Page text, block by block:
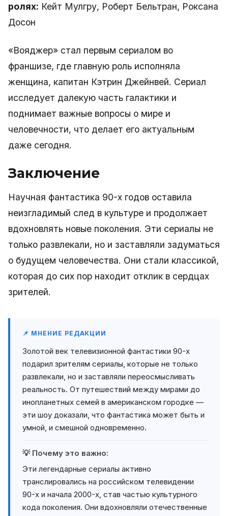
ролях: Кейт Мулгру, Роберт Бельтран, Роксана
Досон
«Вояджер» стал первым сериалом во
франшизе, где главную роль исполняла
женщина, капитан Кэтрин Джейнвей. Сериал
исследует далекую часть галактики и
поднимает важные вопросы о мире и
человечности, что делает его актуальным
даже сегодня.
Заключение
Научная фантастика 90-х годов оставила
неизгладимый след в культуре и продолжает
вдохновлять новые поколения. Эти сериалы не
только развлекали, но и заставляли задуматься
о будущем человечества. Они стали классикой,
которая до сих пор находит отклик в сердцах
зрителей.
📌 МНЕНИЕ РЕДАКЦИИ
Золотой век телевизионной фантастики 90-х
подарил зрителям сериалы, которые не только
развлекали, но и заставляли переосмысливать
реальность. От путешествий между мирами до
инопланетных семей в американском городке —
эти шоу доказали, что фантастика может быть и
умной, и смешной одновременно.
💡 Почему это важно:
Эти легендарные сериалы активно
транслировались на российском телевидении
90-х и начала 2000-х, став частью культурного
кода поколения. Они вдохновляли отечественные